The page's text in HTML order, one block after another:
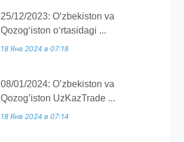
25/12/2023: O‘zbekiston va
Qozog‘iston o‘rtasidagi ...
18 Янв 2024 в 07:18
08/01/2024: O’zbekiston va
Qozog’iston UzKazTrade ...
18 Янв 2024 в 07:14